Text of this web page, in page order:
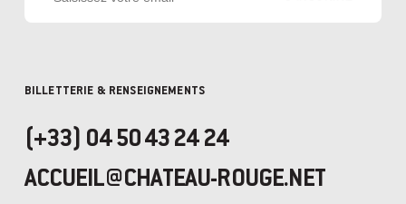
BILLETTERIE & RENSEIGNEMENTS
(+33) 04 50 43 24 24
ACCUEIL@CHATEAU-ROUGE.NET